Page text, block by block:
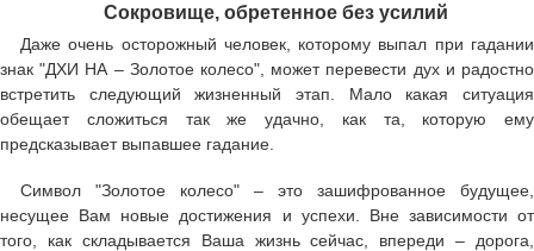
Сокровище, обретенное без усилий
Даже очень осторожный человек, которому выпал при гадании
знак "ДХИ НА – Золотое колесо", может перевести дух и радостно
встретить следующий жизненный этап. Мало какая ситуация
обещает сложиться так же удачно, как та, которую ему
предсказывает выпавшее гадание.
Символ "Золотое колесо" – это зашифрованное будущее,
несущее Вам новые достижения и успехи. Вне зависимости от
того, как складывается Ваша жизнь сейчас, впереди – дорога,